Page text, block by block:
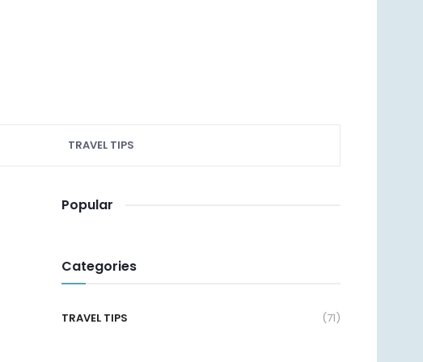
TRAVEL TIPS
Popular
Categories
TRAVEL TIPS (71)